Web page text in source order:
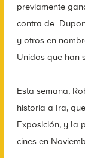
previamente
contra de
y otros en
Unidos que han
Esta semana,
historia a Ira,
Exposición, y la
cines en